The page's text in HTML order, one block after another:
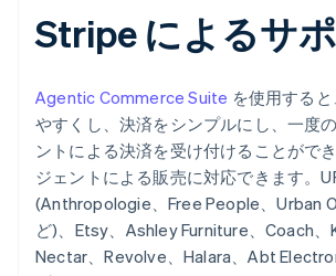
Stripe によるサ
Agentic Commerce Suite を使用する
やすくし、決済をシンプルにし、一度
ントによる決済を受け付けることがで
ジェントによる販売に対応できます。
(Anthropologie、Free People、Urban
ど)、Etsy、Ashley Furniture、Coach、
Nectar、Revolve、Halara、Abt